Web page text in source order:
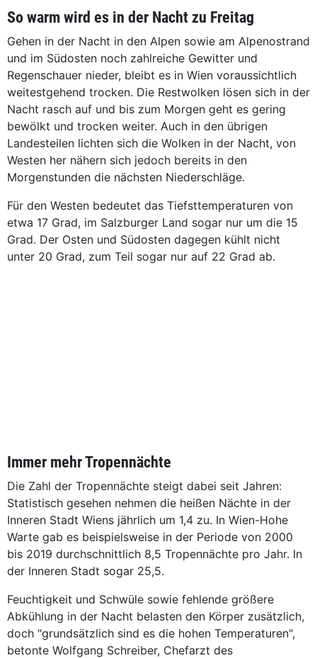
So warm wird es in der Nacht zu Freitag
Gehen in der Nacht in den Alpen sowie am Alpenostrand
und im Südosten noch zahlreiche Gewitter und
Regenschauer nieder, bleibt es in Wien voraussichtlich
weitestgehend trocken. Die Restwolken lösen sich in der
Nacht rasch auf und bis zum Morgen geht es gering
bewölkt und trocken weiter. Auch in den übrigen
Landesteilen lichten sich die Wolken in der Nacht, von
Westen her nähern sich jedoch bereits in den
Morgenstunden die nächsten Niederschläge.
Für den Westen bedeutet das Tiefsttemperaturen von
etwa 17 Grad, im Salzburger Land sogar nur um die 15
Grad. Der Osten und Südosten dagegen kühlt nicht
unter 20 Grad, zum Teil sogar nur auf 22 Grad ab.
Immer mehr Tropennächte
Die Zahl der Tropennächte steigt dabei seit Jahren:
Statistisch gesehen nehmen die heißen Nächte in der
Inneren Stadt Wiens jährlich um 1,4 zu. In Wien-Hohe
Warte gab es beispielsweise in der Periode von 2000
bis 2019 durchschnittlich 8,5 Tropennächte pro Jahr. In
der Inneren Stadt sogar 25,5.
Feuchtigkeit und Schwüle sowie fehlende größere
Abkühlung in der Nacht belasten den Körper zusätzlich,
doch "grundsätzlich sind es die hohen Temperaturen",
betonte Wolfgang Schreiber, Chefarzt des